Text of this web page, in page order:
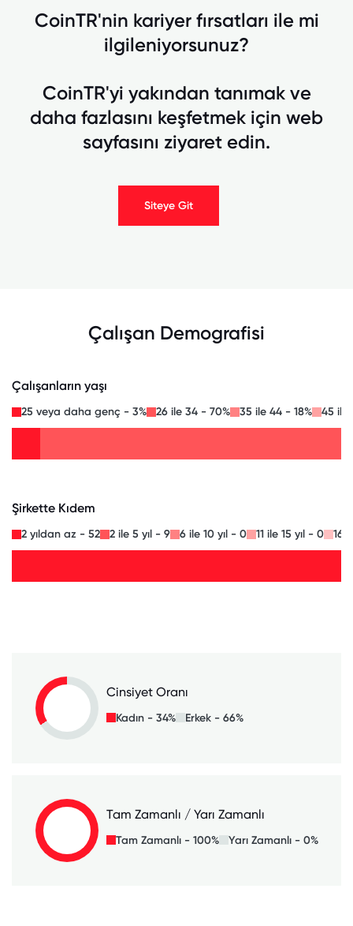
CoinTR'nin kariyer fırsatları ile mi
ilgileniyorsunuz?
CoinTR'yi yakından tanımak ve
daha fazlasını keşfetmek için web
sayfasını ziyaret edin.
Siteye Git
Çalışan Demografisi
Çalışanların yaşı
25 veya daha genç - 3% 26 ile 34 - 70% 35 ile 44 - 18% 45 ile
Şirkette Kıdem
2 yıldan az - 52 2 ile 5 yıl - 9 6 ile 10 yıl - 0 11 ile 15 yıl - 0 16
Cinsiyet Oranı
Kadın - 34% Erkek - 66%
Tam Zamanlı / Yarı Zamanlı
Tam Zamanlı - 100% Yarı Zamanlı - 0%